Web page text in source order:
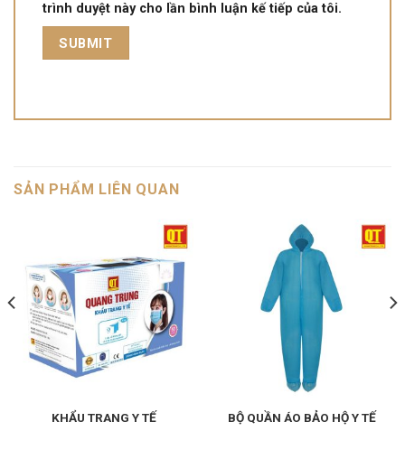
trình duyệt này cho lần bình luận kế tiếp của tôi.
SẢN PHẨM LIÊN QUAN
KHẨU TRANG Y TẾ BỘ QUẦN ÁO BẢO HỘ Y TẾ